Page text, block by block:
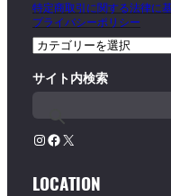
特定商取引に関する法律に
プライバシーポリシー
カ
ゴ
リ
ー
を
サイト内検索
Instagram Facebook X
LOCATION